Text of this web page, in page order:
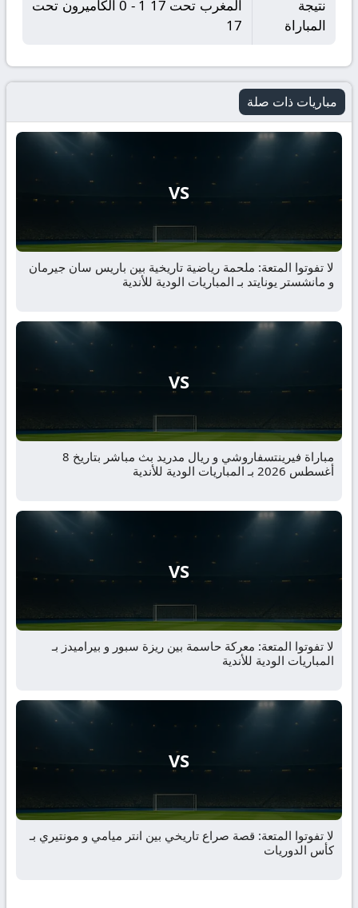
نتيجة
المباراة
المغرب تحت 17 1 - 0 الكاميرون تحت
17
مباريات ذات صلة
VS
لا تفوتوا المتعة: ملحمة رياضية تاريخية بين باريس سان جيرمان
و مانشستر يونايتد بـ المباريات الودية للأندية
VS
مباراة فيرينتسفاروشي و ريال مدريد بث مباشر بتاريخ 8
أغسطس 2026 بـ المباريات الودية للأندية
VS
لا تفوتوا المتعة: معركة حاسمة بين ريزة سبور و بيراميدز بـ
المباريات الودية للأندية
VS
لا تفوتوا المتعة: قصة صراع تاريخي بين انتر ميامي و مونتيري بـ
كأس الدوريات